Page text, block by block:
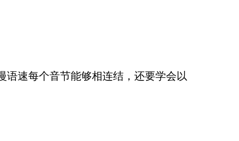
语速每个音节能够相连结，还要学会以